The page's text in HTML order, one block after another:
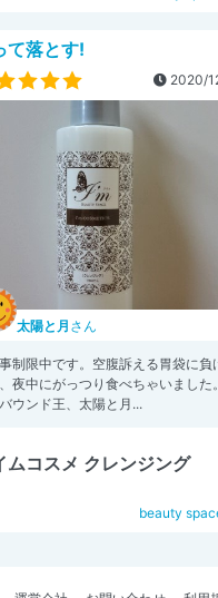
て落とす!
2020/
太陽と月 さん
制限中です。空腹訴える胃袋に負
夜中にがっつり食べちゃいました。
ウンド王、太陽と月...
ムコスメ クレンジング
beauty